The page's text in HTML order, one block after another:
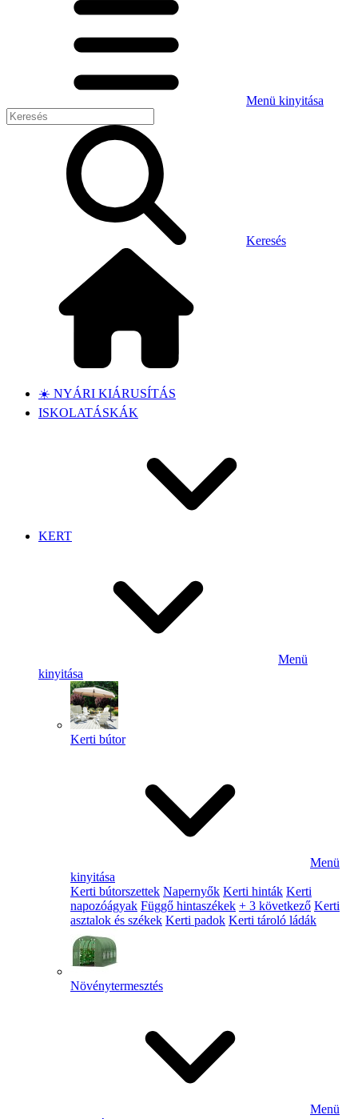
Menü kinyitása
Keresés
☀️ NYÁRI KIÁRUSÍTÁS
ISKOLATÁSKÁK
KERT
Menü
kinyitása
Kerti bútor
Menü
kinyitása
Kerti bútorszettek Napernyők Kerti hinták Kerti
napozóágyak Függő hintaszékek + 3 következő Kerti
asztalok és székek Kerti padok Kerti tároló ládák
Növénytermesztés
Menü